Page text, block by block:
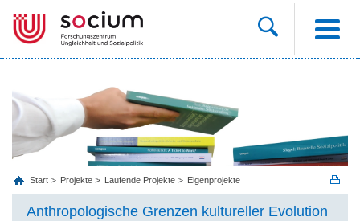
Start Projekte Laufende Projekte Eigenprojekte
Anthropologische Grenzen kultureller Evolution